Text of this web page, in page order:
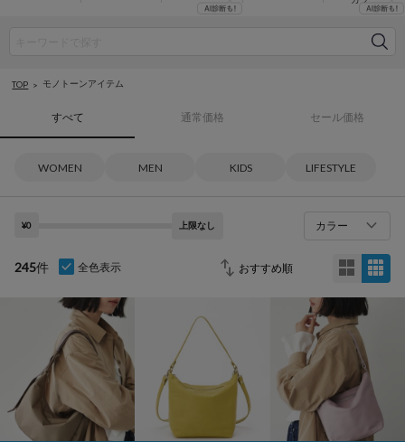
TOP モノトーンアイテム
すべて 通常価格 セール価格
WOMEN MEN KIDS LIFESTYLE
¥0 上限なし カラー
245件 全色表示